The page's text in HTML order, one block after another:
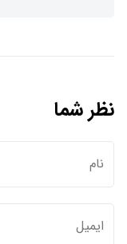
نظر شما